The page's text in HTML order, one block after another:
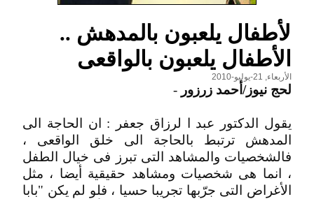
لأطفال يلعبون بالمدهش ..
الأطفال يلعبون بالواقعى
الأربعاء, 21-يوليو-2010
لحج نيوز/أحمد زرزور -
يقول الدكتور عبد ا لرزاق جعفر : ان الحاجة الى
المدهش ترتبط بالحاجة الى خلق الواقعى ،
فالشخصيات والمشاهد التى تبرز فى خيال الطفل
، انما هى شخصيات ومشاهد حقيقية أيضا ، مثل
الأغراض التى جرّبها تجريبا حسيا ، فلو لم يكن "بابا